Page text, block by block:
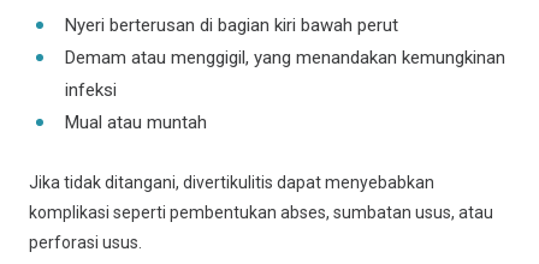
Nyeri berterusan di bagian kiri bawah perut
Demam atau menggigil, yang menandakan kemungkinan
infeksi
Mual atau muntah
Jika tidak ditangani, divertikulitis dapat menyebabkan
komplikasi seperti pembentukan abses, sumbatan usus, atau
perforasi usus.